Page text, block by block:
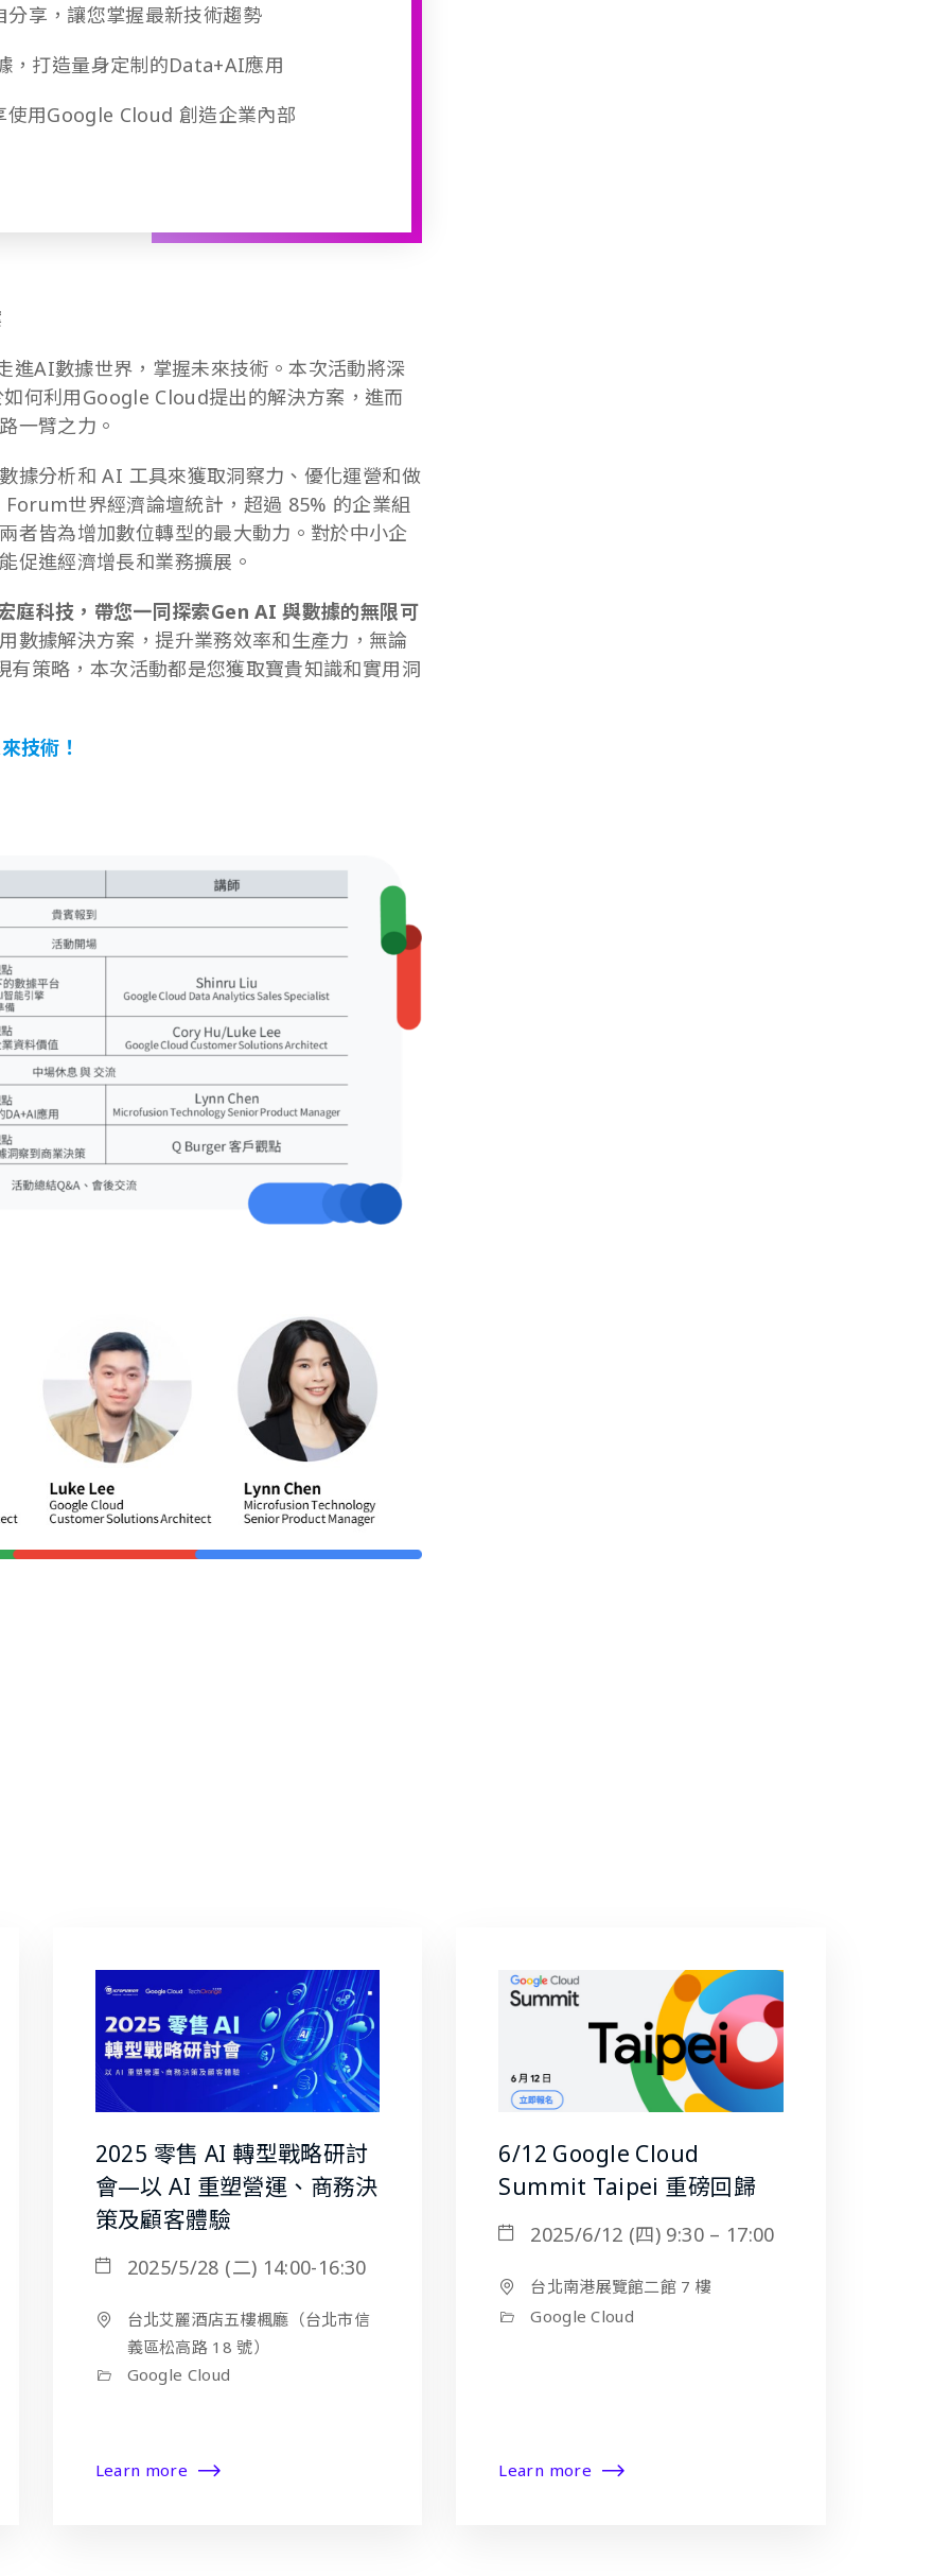
享，讓您掌握最新技術趨勢
，打造量身定制的Data+AI應用
用Google Cloud 創造企業內部
AI數據世界，掌握未來技術。本次活動將深
何利用Google Cloud提出的解決方案，進而
一臂之力。
據分析和 AI 工具來獲取洞察力、優化運營和做
世界經濟論壇統計，超過 85% 的企業組
者皆為增加數位轉型的最大動力。對於中小企
促進經濟增長和業務擴展。
科技，帶您一同探索Gen AI 與數據的無限可
數據解決方案，提升業務效率和生產力，無論
策略，本次活動都是您獲取寶貴知識和實用洞
技術！
2025 零售 AI 轉型戰略研討
會—以 AI 重塑營運、商務決
策及顧客體驗
2025/5/28 (二) 14:00-16:30
台北艾麗酒店五樓楓廳（台北市信
義區松高路 18 號）
Google Cloud
Learn more
6/12 Google Cloud
Summit Taipei 重磅回歸
2025/6/12 (四) 9:30 – 17:00
台北南港展覽館二館 7 樓
Google Cloud
Learn more